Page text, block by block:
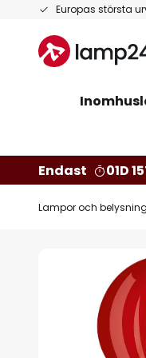
Europas största
Hoppa
innehållet
Endast
01D
Lampor och belysning
bildgalleriet